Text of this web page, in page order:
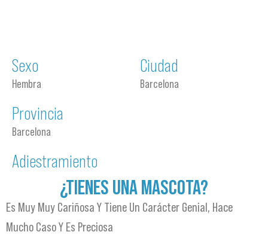
Sexo
Hembra
Ciudad
Barcelona
Provincia
Barcelona
Adiestramiento
¿TIENES UNA MASCOTA?
Es Muy Muy Cariñosa Y Tiene Un Carácter Genial, Hace
Mucho Caso Y Es Preciosa